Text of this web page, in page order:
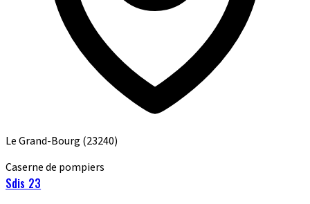
Le Grand-Bourg (23240)
Caserne de pompiers
Sdis 23